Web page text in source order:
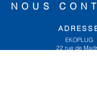
NOUS
EKOPLUG
22 rue de